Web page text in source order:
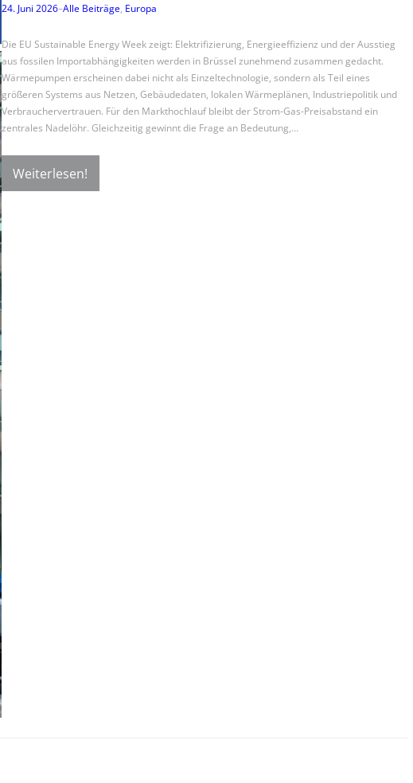
24. Juni 2026–Alle Beiträge, Europa
Die EU Sustainable Energy Week zeigt: Elektrifizierung, Energieeffizienz und der Ausstieg
aus fossilen Importabhängigkeiten werden in Brüssel zunehmend zusammen gedacht.
Wärmepumpen erscheinen dabei nicht als Einzeltechnologie, sondern als Teil eines
größeren Systems aus Netzen, Gebäudedaten, lokalen Wärmeplänen, Industriepolitik und
Verbrauchervertrauen. Für den Markthochlauf bleibt der Strom-Gas-Preisabstand ein
zentrales Nadelöhr. Gleichzeitig gewinnt die Frage an Bedeutung,…
Weiterlesen!